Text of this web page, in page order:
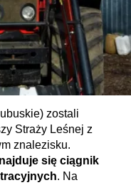
zostali
Straży Leśnej z
znalezisku.
się ciągnik
. Na